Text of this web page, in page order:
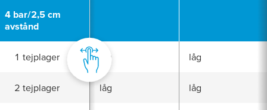
4 bar/2,5 cm
avstånd
1 tejplager låg låg
2 tejplager låg låg